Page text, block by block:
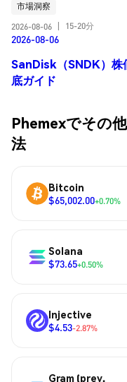
市場洞察
2026-08-06
15-20分
2026-08-06
SanDisk（SNDK）株
底ガイド
Phemexでその
法
Bitcoin
$65,002.00+0.70%
Solana
$73.65+0.50%
Injective
$4.53-2.87%
Gram (prev.